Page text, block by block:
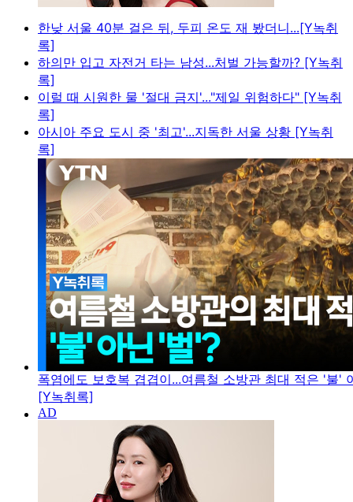
한낮 서울 40분 걸은 뒤, 두피 온도 재 봤더니...[Y녹취
록]
하의만 입고 자전거 타는 남성...처벌 가능할까? [Y녹취
록]
이럴 때 시원한 물 '절대 금지'..."제일 위험하다" [Y녹취
록]
아시아 주요 도시 중 '최고'...지독한 서울 상황 [Y녹취
록]
폭염에도 보호복 겹겹이...여름철 소방관 최대 적은 '불'
[Y녹취록]